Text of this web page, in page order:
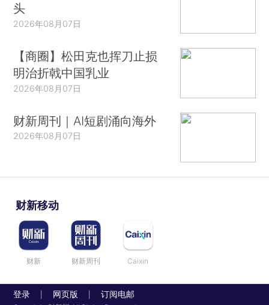
头
2026年08月07日
【商圈】松田克也挥刀止损
明治折戟中国乳业
2026年08月07日
财新周刊｜AI短剧涌向海外
2026年08月07日
财新移动
财新 财新周刊 Caixin
登录 网页版 订阅电邮